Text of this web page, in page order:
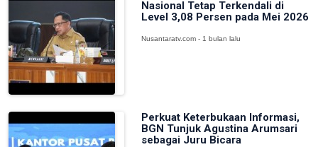
Nasional Tetap Terkendali di
Level 3,08 Persen pada Mei 2026
Nusantaratv.com - 1 bulan lalu
Perkuat Keterbukaan Informasi,
BGN Tunjuk Agustina Arumsari
sebagai Juru Bicara